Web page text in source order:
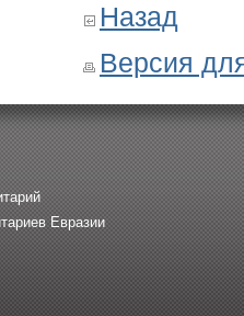
Назад
Версия
Евразии